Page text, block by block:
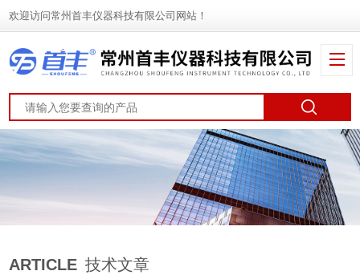
欢迎访问常州首丰仪器科技有限公司网站！
ARTICLE 技术文章